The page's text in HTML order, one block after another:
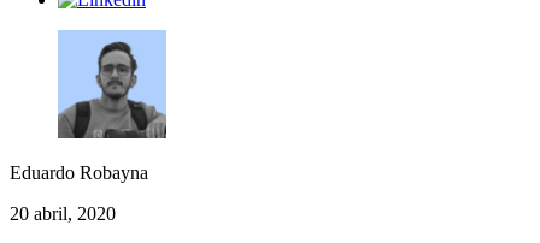
Eduardo Robayna
20 abril, 2020